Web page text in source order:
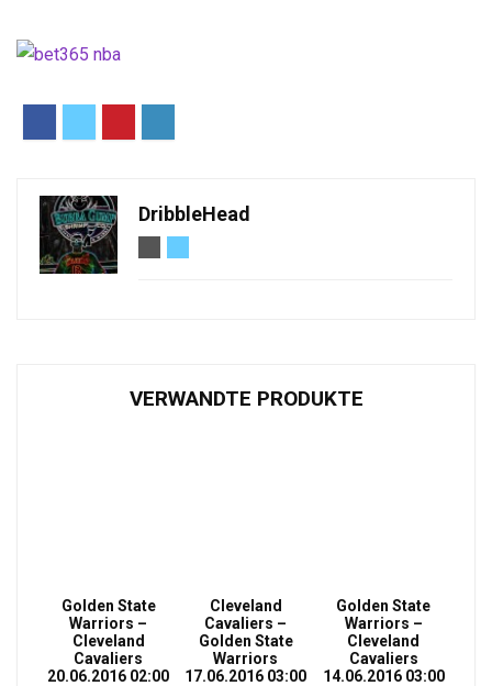
DribbleHead
VERWANDTE PRODUKTE
Golden State
Warriors –
Cleveland
Cavaliers
20.06.2016 02:00
Cleveland
Cavaliers –
Golden State
Warriors
17.06.2016 03:00
Golden State
Warriors –
Cleveland
Cavaliers
14.06.2016 03:00